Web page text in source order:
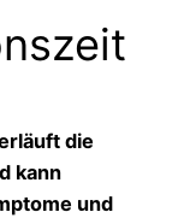
die
kann
und